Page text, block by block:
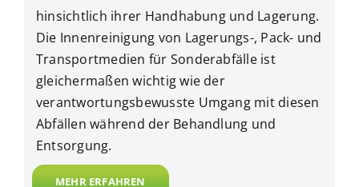
hinsichtlich ihrer Handhabung und Lagerung.
Die Innenreinigung von Lagerungs-, Pack- und
Transportmedien für Sonderabfälle ist
gleichermaßen wichtig wie der
verantwortungsbewusste Umgang mit diesen
Abfällen während der Behandlung und
Entsorgung.
MEHR ERFAHREN